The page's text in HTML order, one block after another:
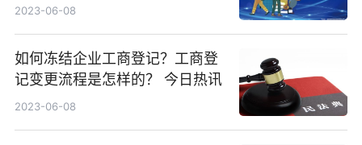
些？ 聚焦
2023-06-08
如何冻结企业工商登记？工商登
记变更流程是怎样的？ 今日热讯
2023-06-08